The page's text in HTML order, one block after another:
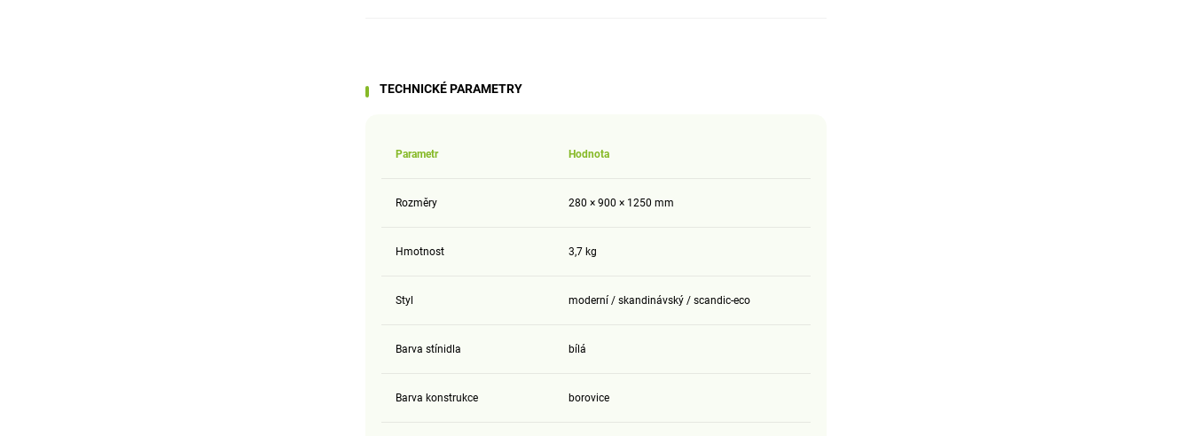
TECHNICKÉ PARAMETRY
Parametr Hodnota
Rozměry 280 × 900 × 1250 mm
Hmotnost 3,7 kg
Styl moderní / skandinávský / scandic-eco
Barva stínidla bílá
Barva konstrukce borovice